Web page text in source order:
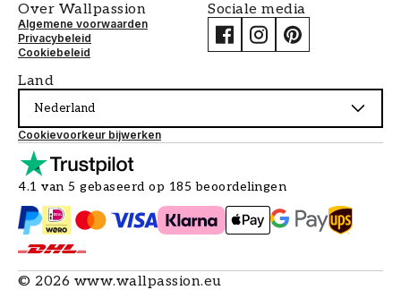
Over Wallpassion
Algemene voorwaarden
Privacybeleid
Cookiebeleid
Sociale media
Land
Nederland
Cookievoorkeur bijwerken
4.1 van 5 gebaseerd op 185 beoordelingen
© 2026 www.wallpassion.eu